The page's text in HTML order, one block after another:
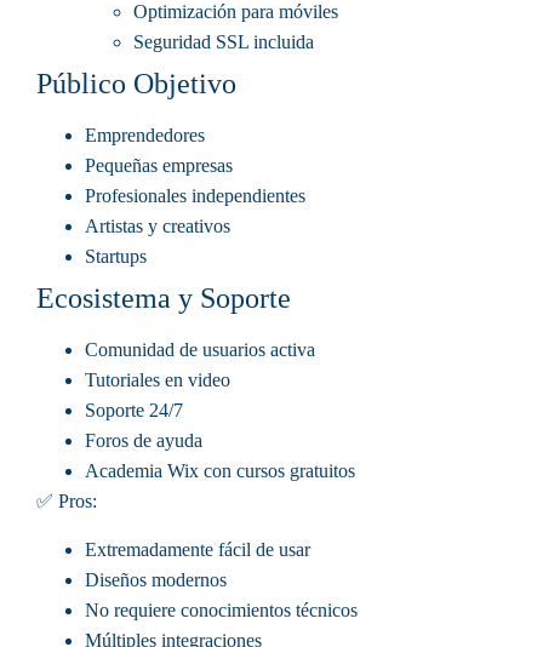
Optimización para móviles
Seguridad SSL incluida
Público Objetivo
Emprendedores
Pequeñas empresas
Profesionales independientes
Artistas y creativos
Startups
Ecosistema y Soporte
Comunidad de usuarios activa
Tutoriales en video
Soporte 24/7
Foros de ayuda
Academia Wix con cursos gratuitos
✅ Pros:
Extremadamente fácil de usar
Diseños modernos
No requiere conocimientos técnicos
Múltiples integraciones